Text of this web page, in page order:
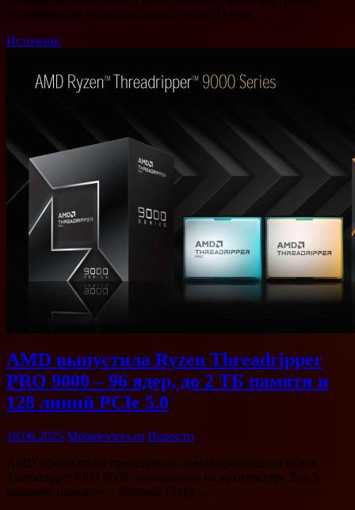
позволяющий запускать игры с microSD-карт. …
Источник
AMD выпустила Ryzen Threadripper
PRO 9000 – 96 ядер, до 2 ТБ памяти и
128 линий PCIe 5.0
18.06.2025 Mobidevices.ru Новости
AMD официально представила новые процессоры Ryzen
Threadripper PRO 9000, основанные на архитектуре Zen 5
(кодовое название – Shimada Peak). …